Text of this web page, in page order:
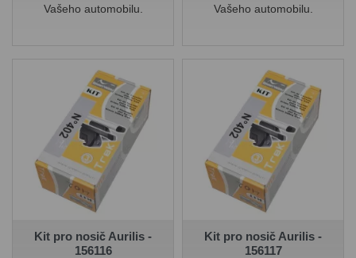
Vašeho automobilu.
Vašeho automobilu.
Kit pro nosič Aurilis -
156116
Kit pro nosič Aurilis -
156117